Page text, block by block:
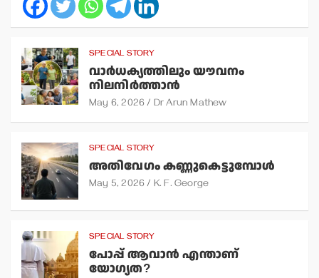
SPECIAL STORY
വാര്‍ധക്യത്തിലും യൗവനം
നിലനിര്‍ത്താന്‍
May 6, 2026 Dr Arun Mathew
SPECIAL STORY
അതിവേഗം കണ്ണുകെട്ടുമ്പോള്‍
May 5, 2026 K. F. George
SPECIAL STORY
പോപ്പ് ആവാന്‍ എന്താണ്
യോഗ്യത?